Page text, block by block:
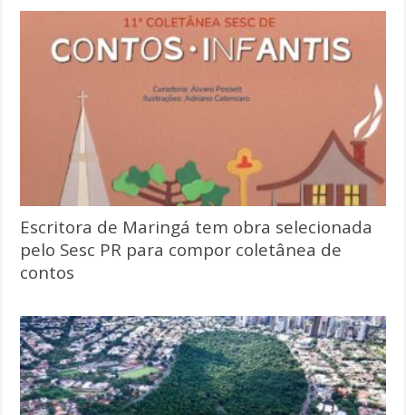
Escritora de Maringá tem obra selecionada
pelo Sesc PR para compor coletânea de
contos